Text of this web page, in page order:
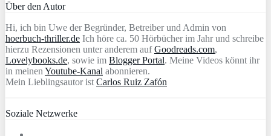
Über den Autor
Hi, ich bin Uwe der Begründer, Betreiber und Admin von
hoerbuch-thriller.de Ich höre ca. 50 Hörbücher im Jahr und schreibe
hierzu Rezensionen unter anderem aufGoodreads.com,
Lovelybooks.de, sowie im Blogger Portal. Meine Videos könnt ihr
in meinen Youtube-Kanal abonnieren.
Mein Lieblingsautor ist Carlos Ruiz Zafón
Soziale Netzwerke